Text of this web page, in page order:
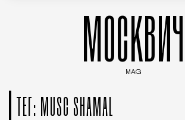
МОСКВИЧ
MAG
ТЕГ: MUSC SHAMAL